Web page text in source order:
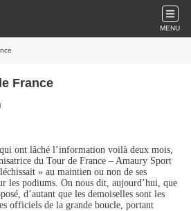
MENU
France
ont lâché l’information voilà deux mois,
du Tour de France – Amaury Sport
» au maintien ou non de ses
les podiums. On nous dit, aujourd’hui, que
d’autant que les demoiselles sont les
officiels de la grande boucle, portant